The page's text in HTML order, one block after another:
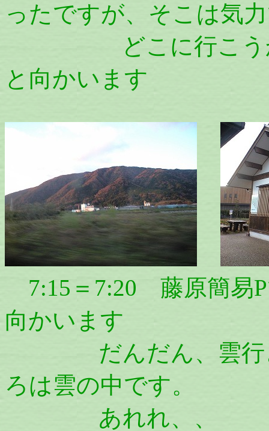
ったですが、そこは気
どこに行こうか、
と向かいます
7:15＝7:20 藤原簡易P
向かいます
だんだん、雲行き
ろは雲の中です。
あれれ、